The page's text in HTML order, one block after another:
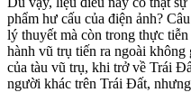
phẩm hư cấu của điện ảnh?
lý thuyết mà còn trong thực
hành vũ trụ tiến ra ngoài
của tàu vũ trụ, khi trở về Trái
người khác trên Trái Đất,